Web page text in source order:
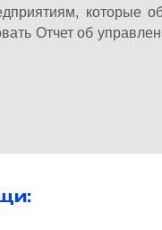
которые
Отчет об